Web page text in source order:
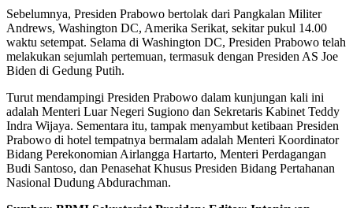
Sebelumnya, Presiden Prabowo bertolak dari Pangkalan Militer
Andrews, Washington DC, Amerika Serikat, sekitar pukul 14.00
waktu setempat. Selama di Washington DC, Presiden Prabowo telah
melakukan sejumlah pertemuan, termasuk dengan Presiden AS Joe
Biden di Gedung Putih.
Turut mendampingi Presiden Prabowo dalam kunjungan kali ini
adalah Menteri Luar Negeri Sugiono dan Sekretaris Kabinet Teddy
Indra Wijaya. Sementara itu, tampak menyambut ketibaan Presiden
Prabowo di hotel tempatnya bermalam adalah Menteri Koordinator
Bidang Perekonomian Airlangga Hartarto, Menteri Perdagangan
Budi Santoso, dan Penasehat Khusus Presiden Bidang Pertahanan
Nasional Dudung Abdurachman.